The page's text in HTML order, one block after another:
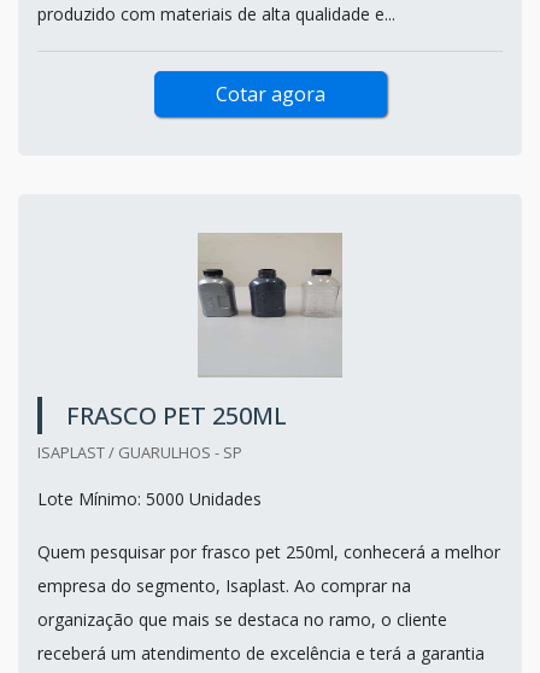
produzido com materiais de alta qualidade e...
Cotar agora
FRASCO PET 250ML
ISAPLAST / GUARULHOS - SP
Lote Mínimo: 5000 Unidades
Quem pesquisar por frasco pet 250ml, conhecerá a melhor
empresa do segmento, Isaplast. Ao comprar na
organização que mais se destaca no ramo, o cliente
receberá um atendimento de excelência e terá a garantia